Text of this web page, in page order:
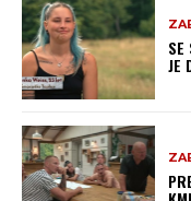
SE
JE